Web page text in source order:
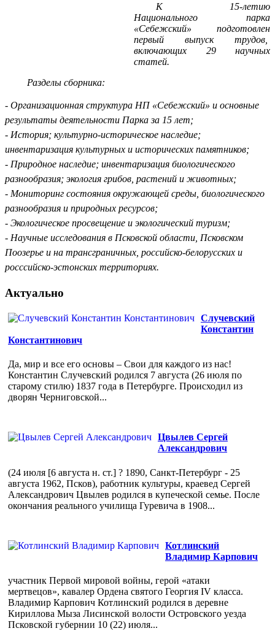
К 15-летию
Национального парка
«Себежский» подготовлен
первый выпуск трудов,
включающих 29 научных
статей.
Разделы сборника:
- Организационная структура НП «Себежский» и основные
результаты деятельности Парка за 15 лет;
- История; культурно-историческое наследие;
инвентаризация культурных и исторических памятников;
- Природное наследие; инвентаризация биологического
разнообразия; экология грибов, растений и животных;
- Мониторинг состояния окружающей среды, биологического
разнообразия и природных ресурсов;
- Экологическое просвещение и экологический туризм;
- Научные исследования в Псковской области, Псковском
Поозерье и на трансграничных, российско-белорусских и
росссийско-эстонских территориях.
Актуально
Случевский
Константин
Константинович
Да, мир и все его основы – Свои для каждого из нас!
Константин Случевский родился 7 августа (26 июля по
старому стилю) 1837 года в Петербурге. Происходил из
дворян Черниговской...
Цвылев Сергей
Александрович
(24 июля [6 августа н. ст.] ? 1890, Санкт-Петербург - 25
августа 1962, Псков), работник культуры, краевед Сергей
Александрович Цвылев родился в купеческой семье. После
окончания реального училища Гуревича в 1908...
Котлинский
Владимир Карпович
участник Первой мировой войны, герой «атаки
мертвецов», кавалер Ордена святого Георгия IV класса.
Владимир Карпович Котлинский родился в деревне
Кириллова Мыза Лисинской волости Островского уезда
Псковской губернии 10 (22) июля...